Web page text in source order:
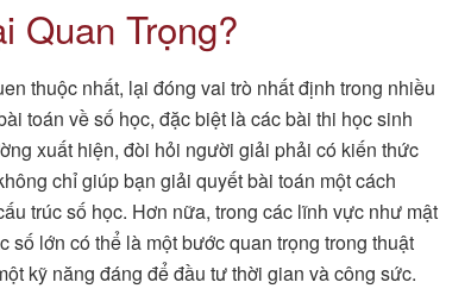
Quan Trọng?
thuộc nhất, lại đóng vai trò nhất định trong nhiều
toán về số học, đặc biệt là các bài thi học sinh
xuất hiện, đòi hỏi người giải phải có kiến thức
chỉ giúp bạn giải quyết bài toán một cách
trúc số học. Hơn nữa, trong các lĩnh vực như mật
số lớn có thể là một bước quan trọng trong thuật
kỹ năng đáng để đầu tư thời gian và công sức.